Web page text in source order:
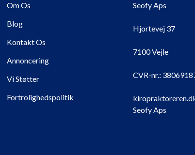
Om Os
Blog
Kontakt Os
Annoncering
Vi Støtter
Fortrolighedspolitik
Seofy Aps
Hjortevej 37
7100 Vejle
CVR-nr.:
Seofy Aps